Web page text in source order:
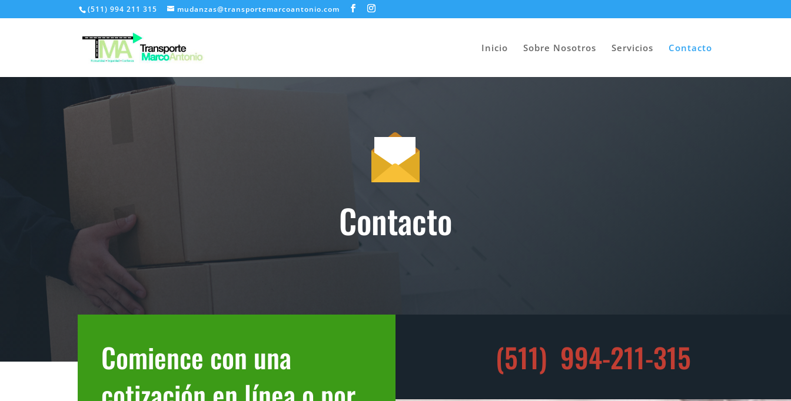
(511) 994 211 315 mudanzas@transportemarcoantonio.com
Inicio Sobre Nosotros Servicios Contacto
Contacto
Comience con una
(511) 994-211-315